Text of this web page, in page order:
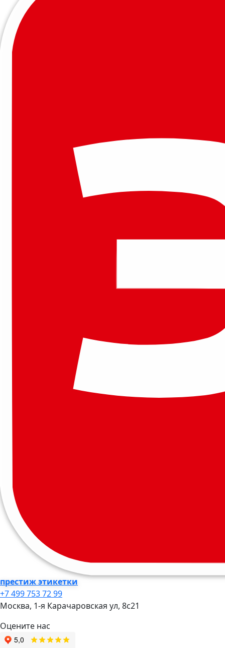
престиж этикетки
+7 499 753 72 99
Москва, 1-я Карачаровская ул, 8c21
Оцените нас